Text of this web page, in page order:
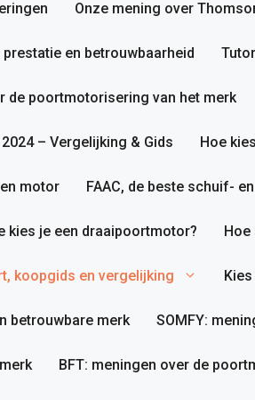
Onze mening over
en betrouwbaarheid
de poortmotorisering van het merk
– Vergelijking & Gids Hoe
motor FAAC, de beste schuif-
kies je een draaipoortmotor?
koopgids en vergelijking
betrouwbare merk SOMFY:
BFT: meningen over de